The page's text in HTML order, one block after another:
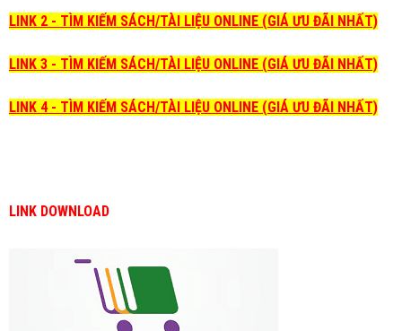
LINK 2 - TÌM KIẾM SÁCH/TÀI LIỆU ONLINE (GIÁ ƯU ĐÃI NHẤT)
LINK 3 - TÌM KIẾM SÁCH/TÀI LIỆU ONLINE (GIÁ ƯU ĐÃI NHẤT)
LINK 4 - TÌM KIẾM SÁCH/TÀI LIỆU ONLINE (GIÁ ƯU ĐÃI NHẤT)
LINK DOWNLOAD